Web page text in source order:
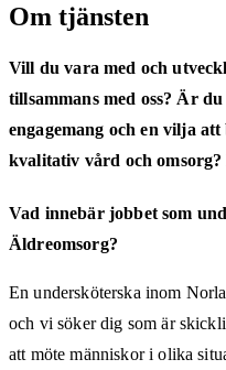
Om tjänsten
Vill du vara med och
tillsammans med oss? Är
engagemang och en vilja
kvalitativ vård och
Vad innebär jobbet som
Äldreomsorg?
En undersköterska inom
och vi söker dig som är
att möte människor i olika